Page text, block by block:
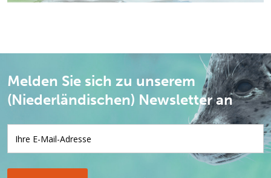
Melden Sie sich zu unserem
(Niederländischen) Newsletter an